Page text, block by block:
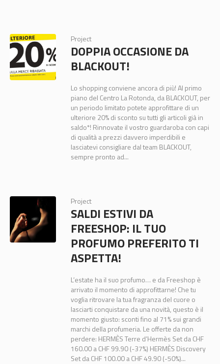
Project
DOPPIA OCCASIONE DA
BLACKOUT!
Lo shopping conviene ancora di più! Al primo
piano del Centro La Rotonda, da BLACKOUT, per
un periodo limitato potete approfittare di un
ulteriore 20% di sconto su tutti gli articoli già in
saldo*! Rinnovate il vostro guardaroba con capi
di qualità a prezzi davvero imperdibili e
lasciatevi consigliare dal team BLACKOUT,
sempre pronto ad...
Project
SALDI ESTIVI DA
FREESHOP: IL TUO
PROFUMO PREFERITO TI
ASPETTA!
L’estate ha il suo profumo… e da Freeshop è
arrivato il momento di approfittarne! Che tu
voglia ritrovare la tua fragranza del cuore o
lasciarti conquistare da una novità, questo è il
momento giusto: sconti fino al 71% sui grandi
marchi della profumeria. Le offerte da non
perdere: HERMÈS Terre d’Hermès Set da CHF
160.00 a CHF 99.90 (-37%) HERMÈS Discovery
Set da CHF 100.00 a CHF 49.90 (-50%)...